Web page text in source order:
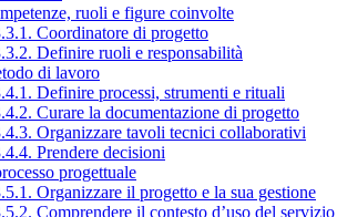
ruoli e figure coinvolte
Coordinatore di progetto
Definire ruoli e responsabilità
di lavoro
Definire processi, strumenti e rituali
Curare la documentazione di progetto
Organizzare tavoli tecnici collaborativi
Prendere decisioni
progettuale
Organizzare il progetto e la sua gestione
Comprendere il contesto d’uso del servizio